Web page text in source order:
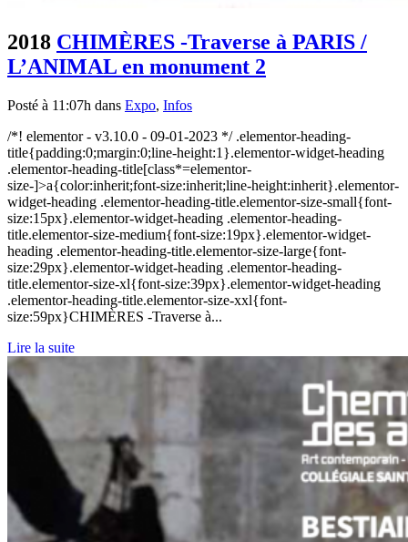
2018 CHIMÈRES -Traverse à PARIS /
L’ANIMAL en monument 2
Posté à 11:07h dans Expo, Infos
/*! elementor - v3.10.0 - 09-01-2023 */ .elementor-heading-
title{padding:0;margin:0;line-height:1}.elementor-widget-heading
.elementor-heading-title[class*=elementor-
size-]>a{color:inherit;font-size:inherit;line-height:inherit}.elementor-
widget-heading .elementor-heading-title.elementor-size-small{font-
size:15px}.elementor-widget-heading .elementor-heading-
title.elementor-size-medium{font-size:19px}.elementor-widget-
heading .elementor-heading-title.elementor-size-large{font-
size:29px}.elementor-widget-heading .elementor-heading-
title.elementor-size-xl{font-size:39px}.elementor-widget-heading
.elementor-heading-title.elementor-size-xxl{font-
size:59px}CHIMÈRES -Traverse à...
Lire la suite